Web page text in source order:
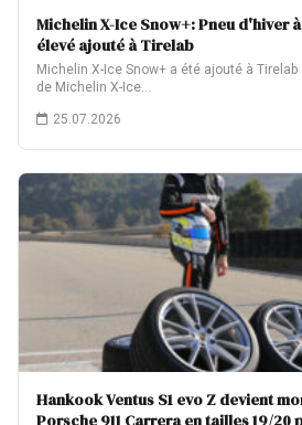
Michelin X-Ice Snow+: Pneu d'hiver
élevé ajouté à Tirelab
Michelin X-Ice Snow+ a été ajouté à
de Michelin X-Ice…
25.07.2026
Hankook Ventus S1 evo Z devient
Porsche 911 Carrera en tailles 19/20